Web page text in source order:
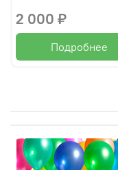
2 000 ₽
Подробнее